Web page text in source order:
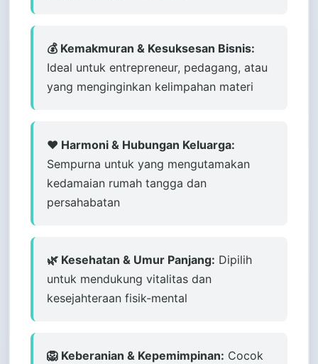
💰 Kemakmuran & Kesuksesan Bisnis:
Ideal untuk entrepreneur, pedagang, atau
yang menginginkan kelimpahan materi
❤️ Harmoni & Hubungan Keluarga:
Sempurna untuk yang mengutamakan
kedamaian rumah tangga dan
persahabatan
🌿 Kesehatan & Umur Panjang: Dipilih
untuk mendukung vitalitas dan
kesejahteraan fisik-mental
🦁 Keberanian & Kepemimpinan: Cocok